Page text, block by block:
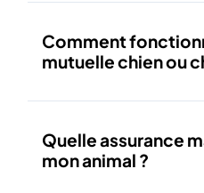
Comment
mutuelle chien ou
Quelle assurance
mon animal ?